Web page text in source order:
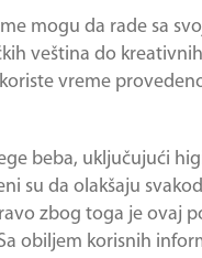
mogu da rade sa
veština do
vreme
beba, uključujući
su da olakšaju
zbog toga je ovaj
obiljem korisnih